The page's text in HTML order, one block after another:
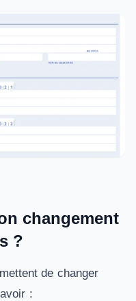
changement
?
de changer
: